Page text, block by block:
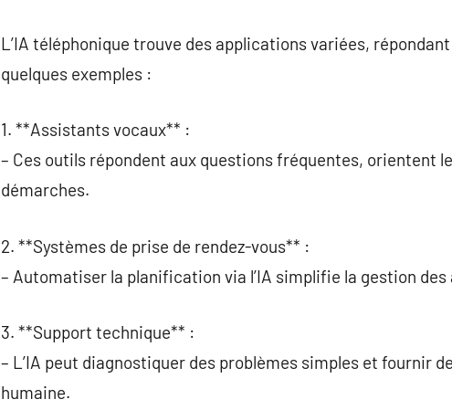
L’IA téléphonique trouve des applications variées,
quelques exemples :
1. **Assistants vocaux** :
– Ces outils répondent aux questions fréquentes, orientent
démarches.
2. **Systèmes de prise de rendez-vous** :
– Automatiser la planification via l’IA simplifie la gestion des
3. **Support technique** :
– L’IA peut diagnostiquer des problèmes simples et fournir
humaine.